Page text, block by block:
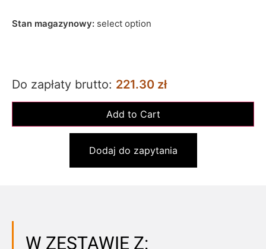
Stan magazynowy: select option
Do zapłaty brutto: 221.30 zł
Dodaj do zapytania
W ZESTAWIE Z: